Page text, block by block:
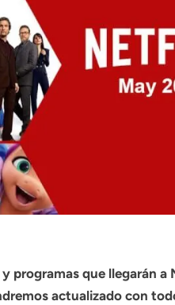
programas que llegarán a
actualizado con